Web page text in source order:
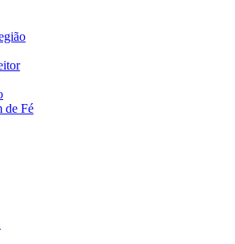
de Fé